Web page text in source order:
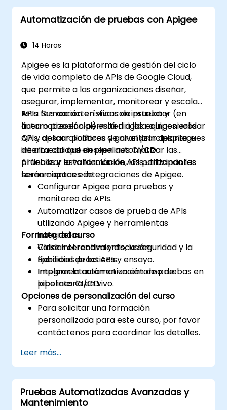
Automatización de pruebas con Apigee
14 Horas
Apigee es la plataforma de gestión del ciclo
de vida completo de APIs de Google Cloud,
que permite a las organizaciones diseñar,
asegurar, implementar, monitorear y escalar
APIs. Sus características de prueba y
automatización permiten a los equipos validar
APIs, aplicar políticas y garantizar despliegues
de alta calidad en pipelines CI/CD.
Esta formación en vivo con instructor (en
línea o presencial) está dirigida a ingenieros
QA y desarrolladores de nivel principiante e
intermedio que deseen automatizar las
pruebas y la validación de APIs utilizando las
herramientas e integraciones de Apigee.
Al finalizar esta formación, los participantes
serán capaces de:
Configurar Apigee para pruebas y
monitoreo de APIs.
Automatizar casos de prueba de APIs
utilizando Apigee y herramientas
integradas.
Validar el rendimiento, la seguridad y la
fiabilidad de las APIs.
Integrar la automatización de pruebas en
pipelines CI/CD.
Formato del curso
Clase interactiva y discusión.
Ejercicios prácticos y ensayo.
Implementación en un entorno de
laboratorio en vivo.
Opciones de personalización del curso
Para solicitar una formación
personalizada para este curso, por favor
contáctenos para coordinar los detalles.
Leer más...
Pruebas Automatizadas Avanzadas y
Mantenimiento